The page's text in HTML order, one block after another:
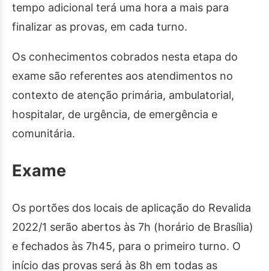
tempo adicional terá uma hora a mais para
finalizar as provas, em cada turno.
Os conhecimentos cobrados nesta etapa do
exame são referentes aos atendimentos no
contexto de atenção primária, ambulatorial,
hospitalar, de urgência, de emergência e
comunitária.
Exame
Os portões dos locais de aplicação do Revalida
2022/1 serão abertos às 7h (horário de Brasília)
e fechados às 7h45, para o primeiro turno. O
início das provas será às 8h em todas as